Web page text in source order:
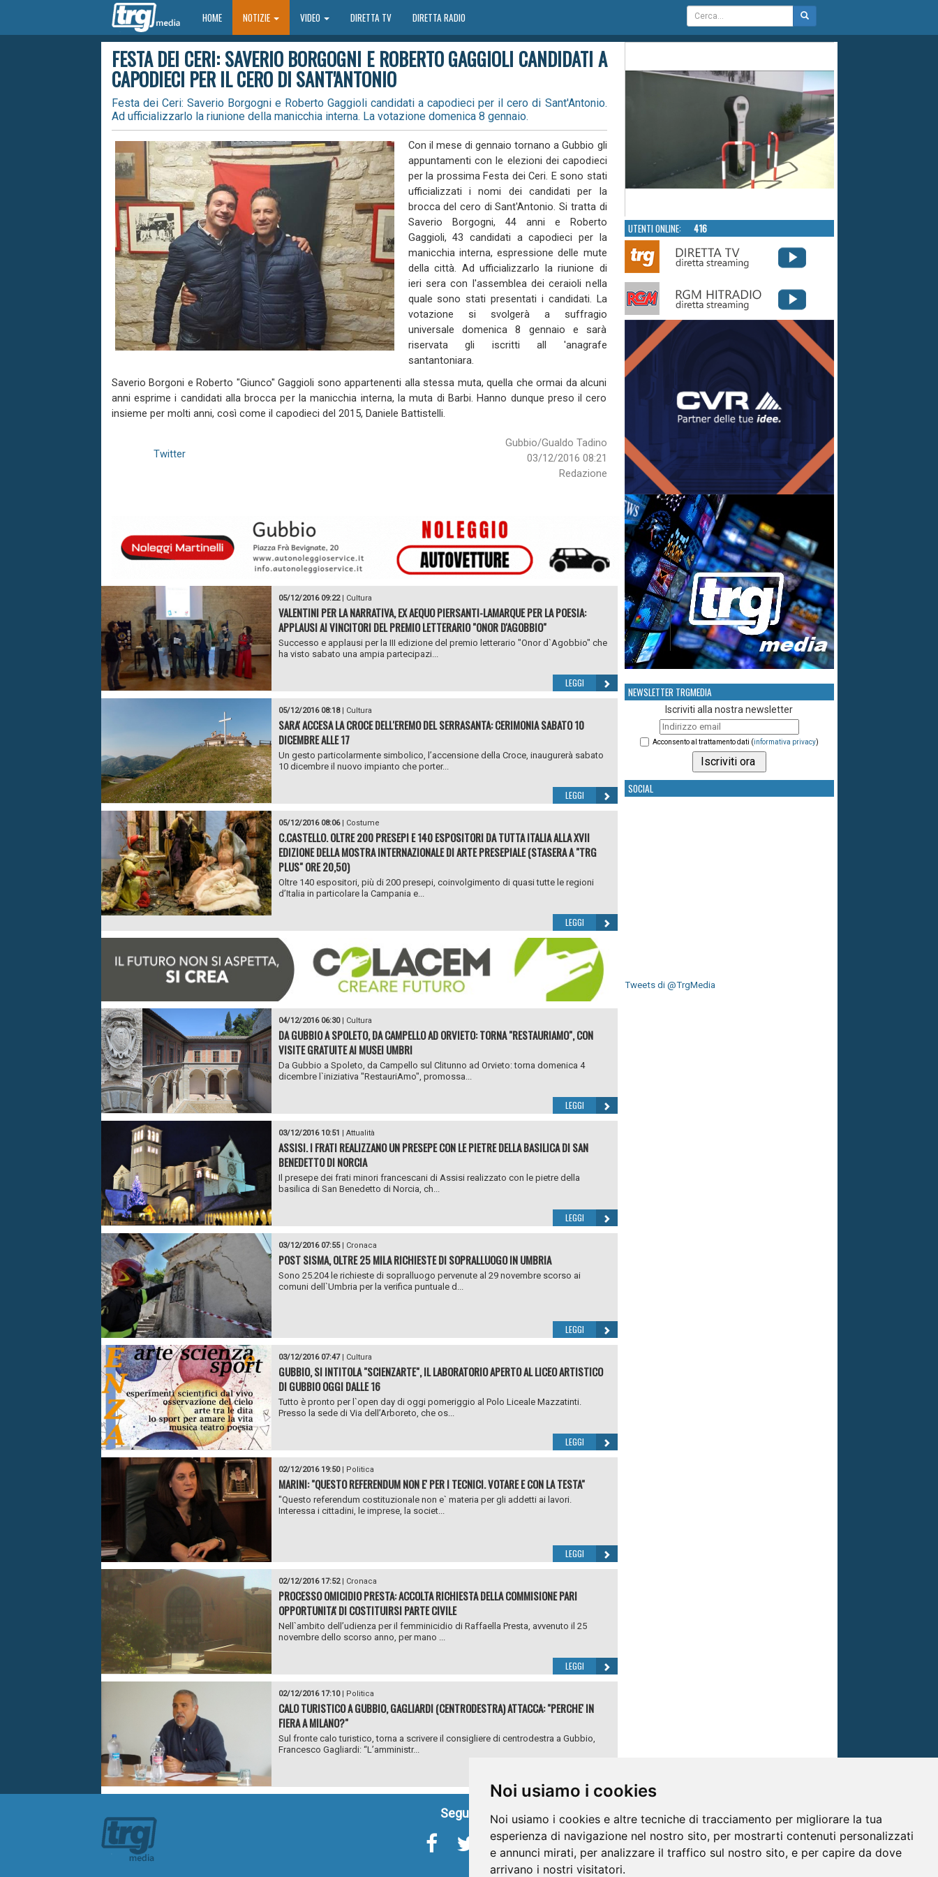
Noi usiamo i cookies
Noi usiamo i cookies e altre tecniche di tracciamento per migliorare la tua
esperienza di navigazione nel nostro sito, per mostrarti contenuti personalizzati
e annunci mirati, per analizzare il traffico sul nostro sito, e per capire da dove
arrivano i nostri visitatori.
HOMEHOME NOTIZIE VIDEO DIRETTA TV DIRETTA RADIO
FESTA DEI CERI: SAVERIO BORGOGNI E ROBERTO GAGGIOLI CANDIDATI A
CAPODIECI PER IL CERO DI SANT'ANTONIO
Festa dei Ceri: Saverio Borgogni e Roberto Gaggioli candidati a capodieci per il cero di Sant'Antonio.
Ad ufficializzarlo la riunione della manicchia interna. La votazione domenica 8 gennaio.
Con il mese di gennaio tornano a Gubbio gli
appuntamenti con le elezioni dei capodieci
per la prossima Festa dei Ceri. E sono stati
ufficializzati i nomi dei candidati per la
brocca del cero di Sant'Antonio. Si tratta di
Saverio Borgogni, 44 anni e Roberto
Gaggioli, 43 candidati a capodieci per la
manicchia interna, espressione delle mute
della città. Ad ufficializzarlo la riunione di
ieri sera con l'assemblea dei ceraioli nella
quale sono stati presentati i candidati. La
votazione si svolgerà a suffragio
universale domenica 8 gennaio e sarà
riservata gli iscritti all 'anagrafe
santantoniara.
Saverio Borgoni e Roberto "Giunco" Gaggioli sono appartenenti alla stessa muta, quella che ormai da alcuni
anni esprime i candidati alla brocca per la manicchia interna, la muta di Barbi. Hanno dunque preso il cero
insieme per molti anni, così come il capodieci del 2015, Daniele Battistelli.
Gubbio/Gualdo Tadino
03/12/2016 08:21
Redazione
Twitter
05/12/2016 09:22| Cultura
VALENTINI PER LA NARRATIVA, EX AEQUO PIERSANTI-LAMARQUE PER LA POESIA:
APPLAUSI AI VINCITORI DEL PREMIO LETTERARIO "ONOR D'AGOBBIO"
Successo e applausi per la III edizione del premio letterario "Onor d`Agobbio" che
ha visto sabato una ampia partecipazi...
LEGGI
05/12/2016 08:18| Cultura
SARA' ACCESA LA CROCE DELL'EREMO DEL SERRASANTA: CERIMONIA SABATO 10
DICEMBRE ALLE 17
Un gesto particolarmente simbolico, l’accensione della Croce, inaugurerà sabato
10 dicembre il nuovo impianto che porter...
LEGGI
05/12/2016 08:06| Costume
C.CASTELLO. OLTRE 200 PRESEPI E 140 ESPOSITORI DA TUTTA ITALIA ALLA XVII
EDIZIONE DELLA MOSTRA INTERNAZIONALE DI ARTE PRESEPIALE (STASERA A "TRG
PLUS" ORE 20,50)
Oltre 140 espositori, più di 200 presepi, coinvolgimento di quasi tutte le regioni
d’Italia in particolare la Campania e...
LEGGI
04/12/2016 06:30| Cultura
DA GUBBIO A SPOLETO, DA CAMPELLO AD ORVIETO: TORNA "RESTAURIAMO", CON
VISITE GRATUITE AI MUSEI UMBRI
Da Gubbio a Spoleto, da Campello sul Clitunno ad Orvieto: torna domenica 4
dicembre l`iniziativa "RestauriAmo", promossa...
LEGGI
03/12/2016 10:51 | Attualità
ASSISI. I FRATI REALIZZANO UN PRESEPE CON LE PIETRE DELLA BASILICA DI SAN
BENEDETTO DI NORCIA
Il presepe dei frati minori francescani di Assisi realizzato con le pietre della
basilica di San Benedetto di Norcia, ch...
LEGGI
03/12/2016 07:55| Cronaca
POST SISMA, OLTRE 25 MILA RICHIESTE DI SOPRALLUOGO IN UMBRIA
Sono 25.204 le richieste di sopralluogo pervenute al 29 novembre scorso ai
comuni dell`Umbria per la verifica puntuale d...
LEGGI
03/12/2016 07:47| Cultura
GUBBIO, SI INTITOLA "SCIENZARTE", IL LABORATORIO APERTO AL LICEO ARTISTICO
DI GUBBIO OGGI DALLE 16
Tutto è pronto per l`open day di oggi pomeriggio al Polo Liceale Mazzatinti.
Presso la sede di Via dell’Arboreto, che os...
LEGGI
02/12/2016 19:50| Politica
MARINI: "QUESTO REFERENDUM NON E' PER I TECNICI. VOTARE E CON LA TESTA"
"Questo referendum costituzionale non e` materia per gli addetti ai lavori.
Interessa i cittadini, le imprese, la societ...
LEGGI
02/12/2016 17:52| Cronaca
PROCESSO OMICIDIO PRESTA: ACCOLTA RICHIESTA DELLA COMMISIONE PARI
OPPORTUNITA' DI COSTITUIRSI PARTE CIVILE
Nell`ambito dell’udienza per il femminicidio di Raffaella Presta, avvenuto il 25
novembre dello scorso anno, per mano ...
LEGGI
02/12/2016 17:10| Politica
CALO TURISTICO A GUBBIO, GAGLIARDI (CENTRODESTRA) ATTACCA: "PERCHE' IN
FIERA A MILANO?"
Sul fronte calo turistico, torna a scrivere il consigliere di centrodestra a Gubbio,
Francesco Gagliardi: “L’amministr...
UTENTI ONLINE: 416
NEWSLETTER TRGMEDIA
Iscriviti alla nostra newsletter
Acconsento al trattamento dati (informativa privacy)
SOCIAL
Tweets di @TrgMedia
Seguici su